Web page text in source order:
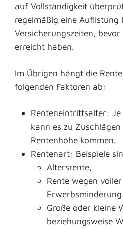
auf Vollständigkeit
regelmäßig eine Auflistung
Versicherungszeiten,
erreicht haben.
Im Übrigen hängt die
folgenden Faktoren ab:
Renteneintrittsalter:
kann es zu
Rentenhöhe kommen.
Rentenart: Beispiele
Altersrente,
Rente wegen
Große oder kleine
beziehungsweise